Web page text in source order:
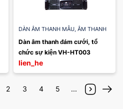
DÀN ÂM THANH MẪU, ÂM THANH
ÂM THANH HỘI
TRƯỜNG
Dàn âm thanh đám cưới, tổ
chức sự kiện VH-HT003
lien_he
2 3 4 5 ...